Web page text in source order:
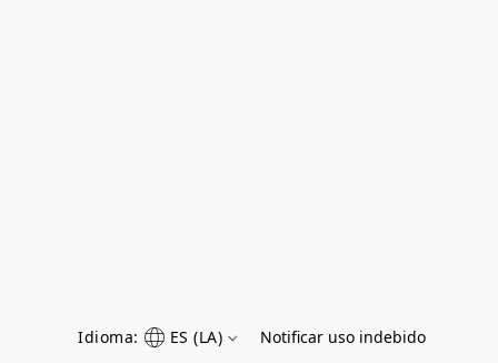
Idioma: ES (LA) Notificar uso indebido